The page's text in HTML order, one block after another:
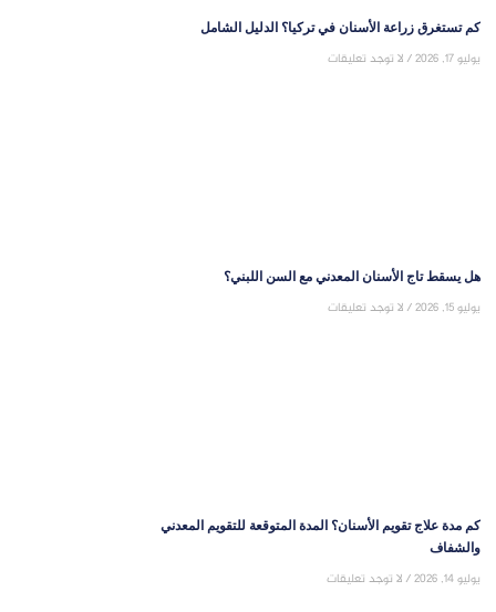
كم تستغرق زراعة الأسنان في تركيا؟ الدليل الشامل
يوليو 17, 2026 لا توجد تعليقات
هل يسقط تاج الأسنان المعدني مع السن اللبني؟
يوليو 15, 2026 لا توجد تعليقات
كم مدة علاج تقويم الأسنان؟ المدة المتوقعة للتقويم المعدني
والشفاف
يوليو 14, 2026 لا توجد تعليقات